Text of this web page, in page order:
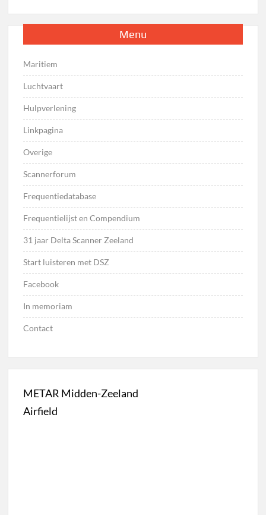
Menu
Maritiem
Luchtvaart
Hulpverlening
Linkpagina
Overige
Scannerforum
Frequentiedatabase
Frequentielijst en Compendium
31 jaar Delta Scanner Zeeland
Start luisteren met DSZ
Facebook
In memoriam
Contact
METAR Midden-Zeeland
Airfield